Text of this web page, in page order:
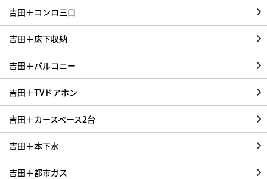
吉田＋コンロ三口
吉田＋床下収納
吉田＋バルコニー
吉田＋TVドアホン
吉田＋カースペース2台
吉田＋本下水
吉田＋都市ガス